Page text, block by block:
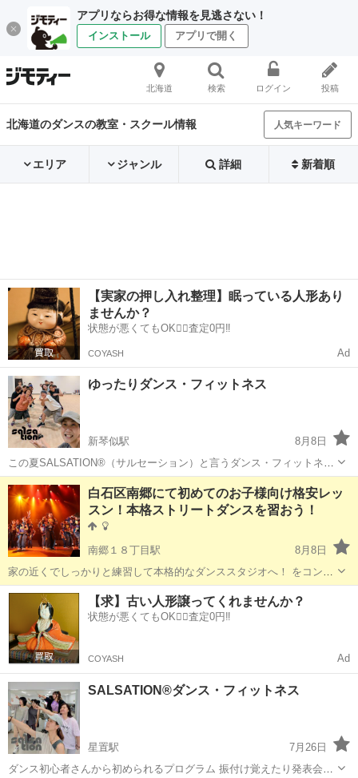
アプリならお得な情報を見逃さない！
インストール アプリで開く
北海道 検索 ログイン 投稿
北海道のダンスの教室・スクール情報 人気キーワード
エリア ジャンル 詳細 新着順
【実家の押し入れ整理】眠っている人形あり
ませんか？
状態が悪くてもOK🙆‍♀️査定0円‼️
COYASH Ad
ゆったりダンス・フィットネス
新琴似駅
8月8日
この夏SALSATION®（サルセーション）と言うダンス・フィットネス
に挑戦してみませんか？ 明るく涼しいスタジオで音楽を感じて、楽し
くワイワイ皆さんと身体を動かしています♪ ダンス未経験者さんから
楽しめるプログラム🔥3か...
北海道 札幌市 新琴似駅 その他 SALSATION
白石区南郷にて初めてのお子様向け格安レッ
スン！本格ストリートダンスを習おう！
南郷１８丁目駅
8月8日
家の近くでしっかりと練習して本格的なダンススタジオへ！ をコンセ
プトにしたダンス未経験の子どもたちのためのダンススクールです 月
謝はたったの4,000円！ ぜひ習いに来てください 体験はジモテ...
北海道 札幌市 南郷１８丁目駅 ヒップホップ
ストリートダンス
【求】古い人形譲ってくれませんか？
状態が悪くてもOK🙆‍♀️査定0円‼️
COYASH Ad
SALSATION®ダンス・フィットネス
星置駅
7月26日
ダンス初心者さんから初められるプログラム 振付け覚えたり発表会も